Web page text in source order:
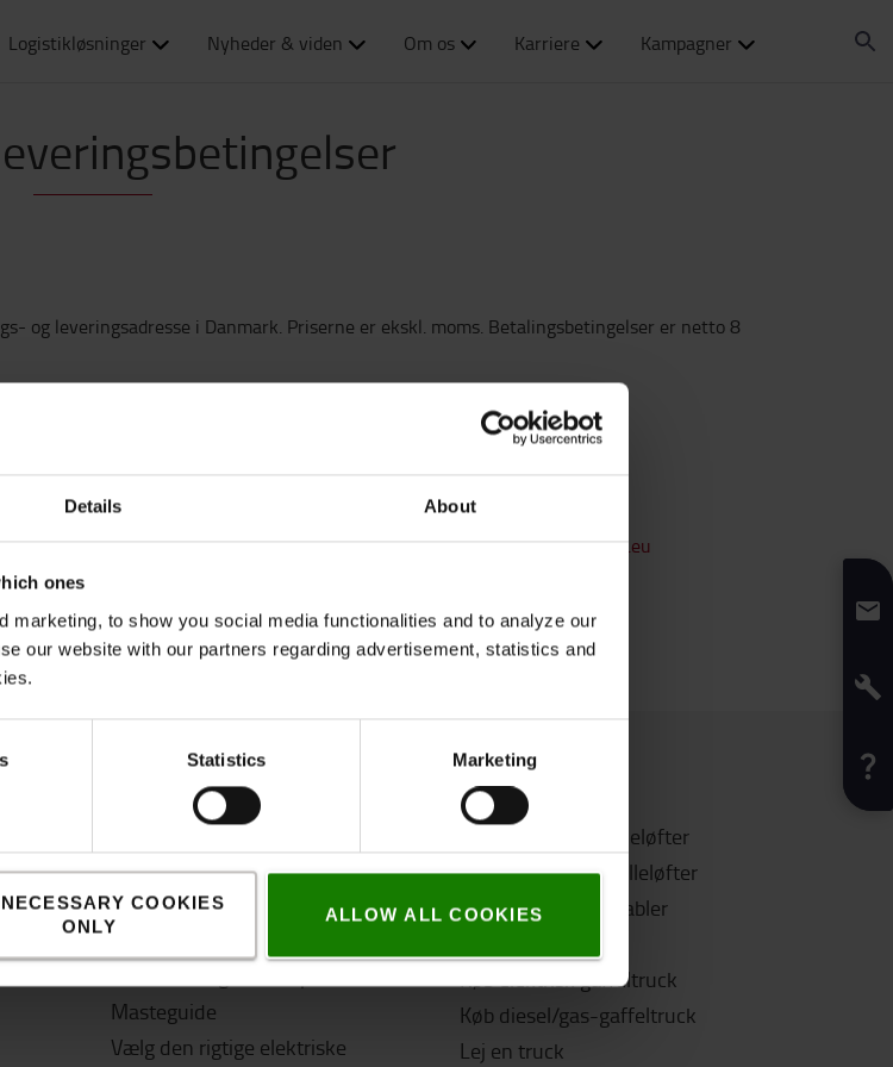
Details About
ones
marketing, to show you social media functionalities and to analyze our
our website with our partners regarding advertisement, statistics and
Statistics Marketing
COOKIES
ONLY
ALLOW ALL COOKIES
Logistikløsninger Nyheder & viden Om os Karriere Kampagner
og leveringsadresse i Danmark. Priserne er ekskl. moms. Betalingsbetingelser er netto 8
og leveringsbetingelser. Leveringstid står under produktspecifikation.
må kontakte dig via email med eksempelvis tilbudskampagner.
telefonnummer70 220 260eller e-mailT-Store@dk.toyota-industries.eu
Nyttige links
Hvilke palletyper findes der?
Hvilke hjul skal jeg vælge til min
Masteguide
Vælg den rigtige elektriske
Mere information
Køb en manuel palleløfter
Køb en elektrisk palleløfter
Køb en elektrisk stabler
Køb elektrisk gaffeltruck
Køb diesel/gas-gaffeltruck
Lej en truck